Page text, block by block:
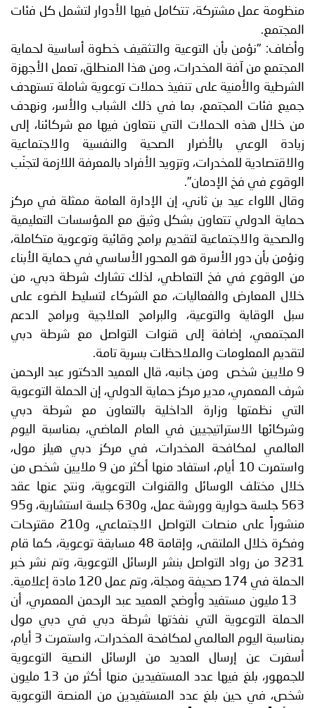
منظومة عمل مشتركة، تتكامل فيها الأدوار لتشمل كل فئات
المجتمع.
وأضاف: "نؤمن بأن التوعية والتثقيف خطوة أساسية لحماية
المجتمع من آفة المخدرات، ومن هذا المنطلق، تعمل الأجهزة
الشرطية والأمنية على تنفيذ حملات توعوية شاملة تستهدف
جميع فئات المجتمع، بما في ذلك الشباب والأسر، ونهدف
من خلال هذه الحملات التي نتعاون فيها مع شركائنا، إلى
زيادة الوعي بالأضرار الصحية والنفسية والاجتماعية
والاقتصادية للمخدرات، وتزويد الأفراد بالمعرفة اللازمة لتجنّب
الوقوع في فخ الإدمان".
وقال اللواء عيد بن ثاني، إن الإدارة العامة ممثلة في مركز
حماية الدولي تتعاون بشكل وثيق مع المؤسسات التعليمية
والصحية والاجتماعية لتقديم برامج وقائية وتوعوية متكاملة،
ونؤمن بأن دور الأسرة هو المحور الأساسي في حماية الأبناء
من الوقوع في فخ التعاطي، لذلك تشارك شرطة دبي، من
خلال المعارض والفعاليات، مع الشركاء لتسليط الضوء على
سبل الوقاية والتوعية، والبرامج العلاجية وبرامج الدعم
المجتمعي، إضافة إلى قنوات التواصل مع شرطة دبي
لتقديم المعلومات والملاحظات بسرية تامة.
9 ملايين شخص ومن جانبه، قال العميد الدكتور عبد الرحمن
شرف المعمري، مدير مركز حماية الدولي، إن الحملة التوعوية
التي نظمتها وزارة الداخلية بالتعاون مع شرطة دبي
وشركائها الاستراتيجيين في العام الماضي، بمناسبة اليوم
العالمي لمكافحة المخدرات، في مركز دبي هيلز مول،
واستمرت 10 أيام، استفاد منها أكثر من 9 ملايين شخص من
خلال مختلف الوسائل والقنوات التوعوية، ونتج عنها عقد
563 جلسة حوارية وورشة عمل، و630 جلسة استشارية، و95
منشوراً على منصات التواصل الاجتماعي، و210 مقترحات
وفكرة خلال الملتقى، وإقامة 48 مسابقة توعوية، كما قام
3231 من رواد التواصل بنشر الرسائل التوعوية، وتم نشر خبر
الحملة في 174 صحيفة ومجلة، وتم عمل 120 مادة إعلامية.
13 مليون مستفيد وأوضح العميد عبد الرحمن المعمري، أن
الحملة التوعوية التي نفذتها شرطة دبي في دبي مول
بمناسبة اليوم العالمي لمكافحة المخدرات، واستمرت 3 أيام،
أسفرت عن إرسال العديد من الرسائل النصية التوعوية
للجمهور، بلغ فيها عدد المستفيدين منها أكثر من 13 مليون
شخص، في حين بلغ عدد المستفيدين من المنصة التوعوية